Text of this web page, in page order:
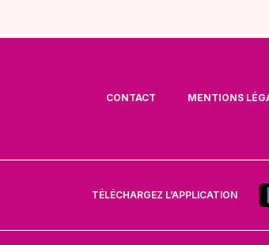
CONTACT MENTIONS
TÉLÉCHARGEZ L’APPLICATION